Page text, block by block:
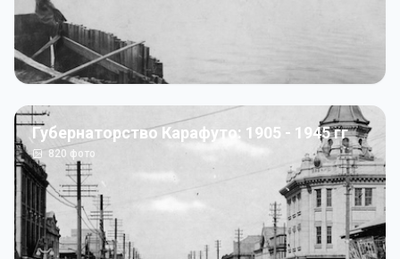
Губернаторство Карафуто: 1905 - 1945 гг
820 фото